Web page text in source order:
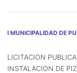
I MUNICIPALIDAD DE
LICITACION
INSTALACION DE